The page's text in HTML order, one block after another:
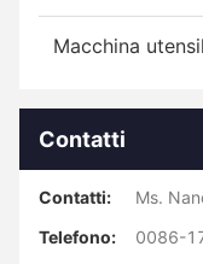
Macchina
Contatti
Contatti:
Ms.
Telefono:
0086-